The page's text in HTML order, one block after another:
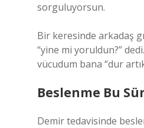
sorguluyorsun.
Bir keresinde arkadaş
“yine mi yoruldun?”
vücudum bana “dur
Beslenme Bu
Demir tedavisinde